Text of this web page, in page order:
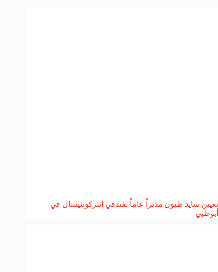
تعيين سايد طيون مديراً عاماً لفندقي إنتركونتيننتال في
أبوظبي